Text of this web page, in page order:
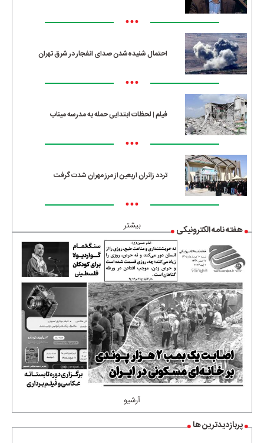
•••
احتمال شنیده‌شدن صدای انفجار در شرق تهران
•••
فیلم | لحظات ابتدایی حمله به مدرسه میناب
•••
تردد زائران اربعین از مرز مهران شدت گرفت
•••
بیشتر هفته نامه الکترونیکی
آرشیو
پربازدیدترین ها